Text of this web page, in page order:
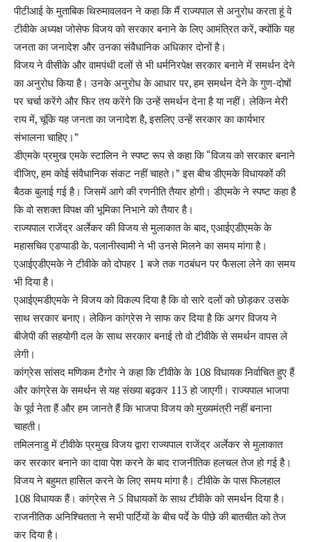
पीटीआई के मुताबिक थिरुमावलवन ने कहा कि मैं राज्यपाल से अनुरोध करता हूं वे
टीवीके अध्यक्ष जोसेफ विजय को सरकार बनाने के लिए आमंत्रित करें, क्योंकि यह
जनता का जनादेश और उनका संवैधानिक अधिकार दोनों है।
विजय ने वीसीके और वामपंथी दलों से भी धर्मनिरपेक्ष सरकार बनाने में समर्थन देने
का अनुरोध किया है। उनके अनुरोध के आधार पर, हम समर्थन देने के गुण-दोषों
पर चर्चा करेंगे और फिर तय करेंगे कि उन्हें समर्थन देना है या नहीं। लेकिन मेरी
राय में, चूंकि यह जनता का जनादेश है, इसलिए उन्हें सरकार का कार्यभार
संभालना चाहिए।”
डीएमके प्रमुख एमके स्टालिन ने स्पष्ट रूप से कहा कि “विजय को सरकार बनाने
दीजिए, हम कोई संवैधानिक संकट नहीं चाहते।” इस बीच डीएमके विधायकों की
बैठक बुलाई गई है। जिसमें आगे की रणनीति तैयार होगी। डीएमके ने स्पष्ट कहा है
कि वो सशक्त विपक्ष की भूमिका निभाने को तैयार है।
राज्यपाल राजेंद्र अर्लेकर की विजय से मुलाकात के बाद, एआईएडीएमके के
महासचिव एडप्पाडी के. पलानीस्वामी ने भी उनसे मिलने का समय मांगा है।
एआईएडीएमके ने टीवीके को दोपहर 1 बजे तक गठबंधन पर फैसला लेने का समय
भी दिया है।
एआईएमडीएमके ने विजय को विकल्प दिया है कि वो सारे दलों को छोड़कर उसके
साथ सरकार बनाए। लेकिन कांग्रेस ने साफ कर दिया है कि अगर विजय ने
बीजेपी की सहयोगी दल के साथ सरकार बनाई तो वो टीवीके से समर्थन वापस ले
लेगी।
कांग्रेस सांसद मणिकम टैगोर ने कहा कि टीवीके के 108 विधायक निर्वाचित हुए हैं
और कांग्रेस के समर्थन से यह संख्या बढ़कर 113 हो जाएगी। राज्यपाल भाजपा
के पूर्व नेता हैं और हम जानते हैं कि भाजपा विजय को मुख्यमंत्री नहीं बनाना
चाहती।
तमिलनाडु में टीवीके प्रमुख विजय द्वारा राज्यपाल राजेंद्र अर्लेकर से मुलाकात
कर सरकार बनाने का दावा पेश करने के बाद राजनीतिक हलचल तेज हो गई है।
विजय ने बहुमत हासिल करने के लिए समय मांगा है। टीवीके के पास फिलहाल
108 विधायक हैं। कांग्रेस ने 5 विधायकों के साथ टीवीके को समर्थन दिया है।
राजनीतिक अनिश्चितता ने सभी पार्टियों के बीच पर्दे के पीछे की बातचीत को तेज
कर दिया है।